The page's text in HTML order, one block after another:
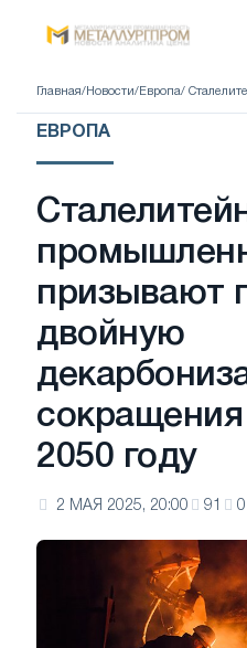
Главная/ Новости/ Европа/
ЕВРОПА
призывают
двойную
2050 году
2 МАЯ 2025, 20:00 91 0